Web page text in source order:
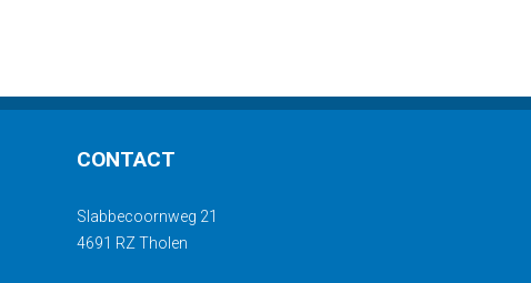
CONTACT
Slabbecoornweg 21
4691 RZ Tholen